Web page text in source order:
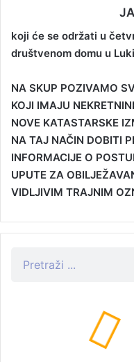
koji će se održati u
društvenom domu u
NA SKUP POZIVAMO
KOJI IMAJU
NOVE KATASTARSKE
NA TAJ NAČIN DOBITI
INFORMACIJE O
UPUTE ZA
VIDLJIVIM TRAJNIM